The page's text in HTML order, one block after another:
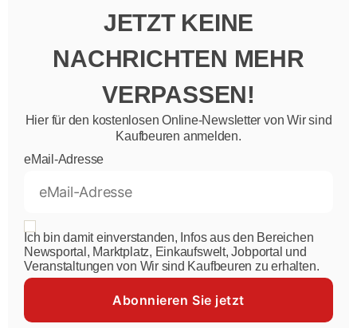
JETZT KEINE
NACHRICHTEN MEHR
VERPASSEN!
Hier für den kostenlosen Online-Newsletter von Wir sind
Kaufbeuren anmelden.
eMail-Adresse
Ich bin damit einverstanden, Infos aus den Bereichen
Newsportal, Marktplatz, Einkaufswelt, Jobportal und
Veranstaltungen von Wir sind Kaufbeuren zu erhalten.